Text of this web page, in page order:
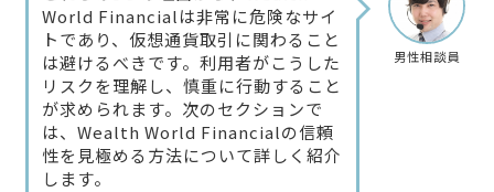
男性相談員
World Financialは非常に危険なサイ
トであり、仮想通貨取引に関わること
は避けるべきです。利用者がこうした
リスクを理解し、慎重に行動すること
が求められます。次のセクションで
は、Wealth World Financialの信頼
性を見極める方法について詳しく紹介
します。